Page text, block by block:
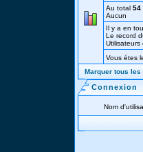
Au total 54
Aucun
Il y a en
Le record
Utilisateurs
Vous étes
Marquer tous
Connexion
Nom